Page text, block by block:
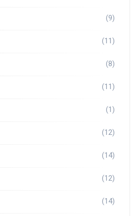
(9)
(11)
(8)
(11)
(1)
(12)
(14)
(12)
(14)